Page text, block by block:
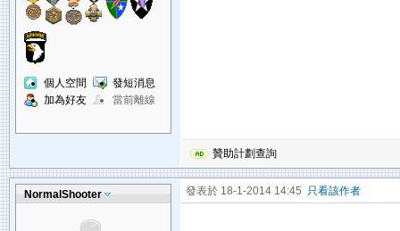
個人空間
發短消息
加為好友
當前離線
贊助計劃查詢
NormalShooter 發表於 18-1-2014 14:45 只看該作者